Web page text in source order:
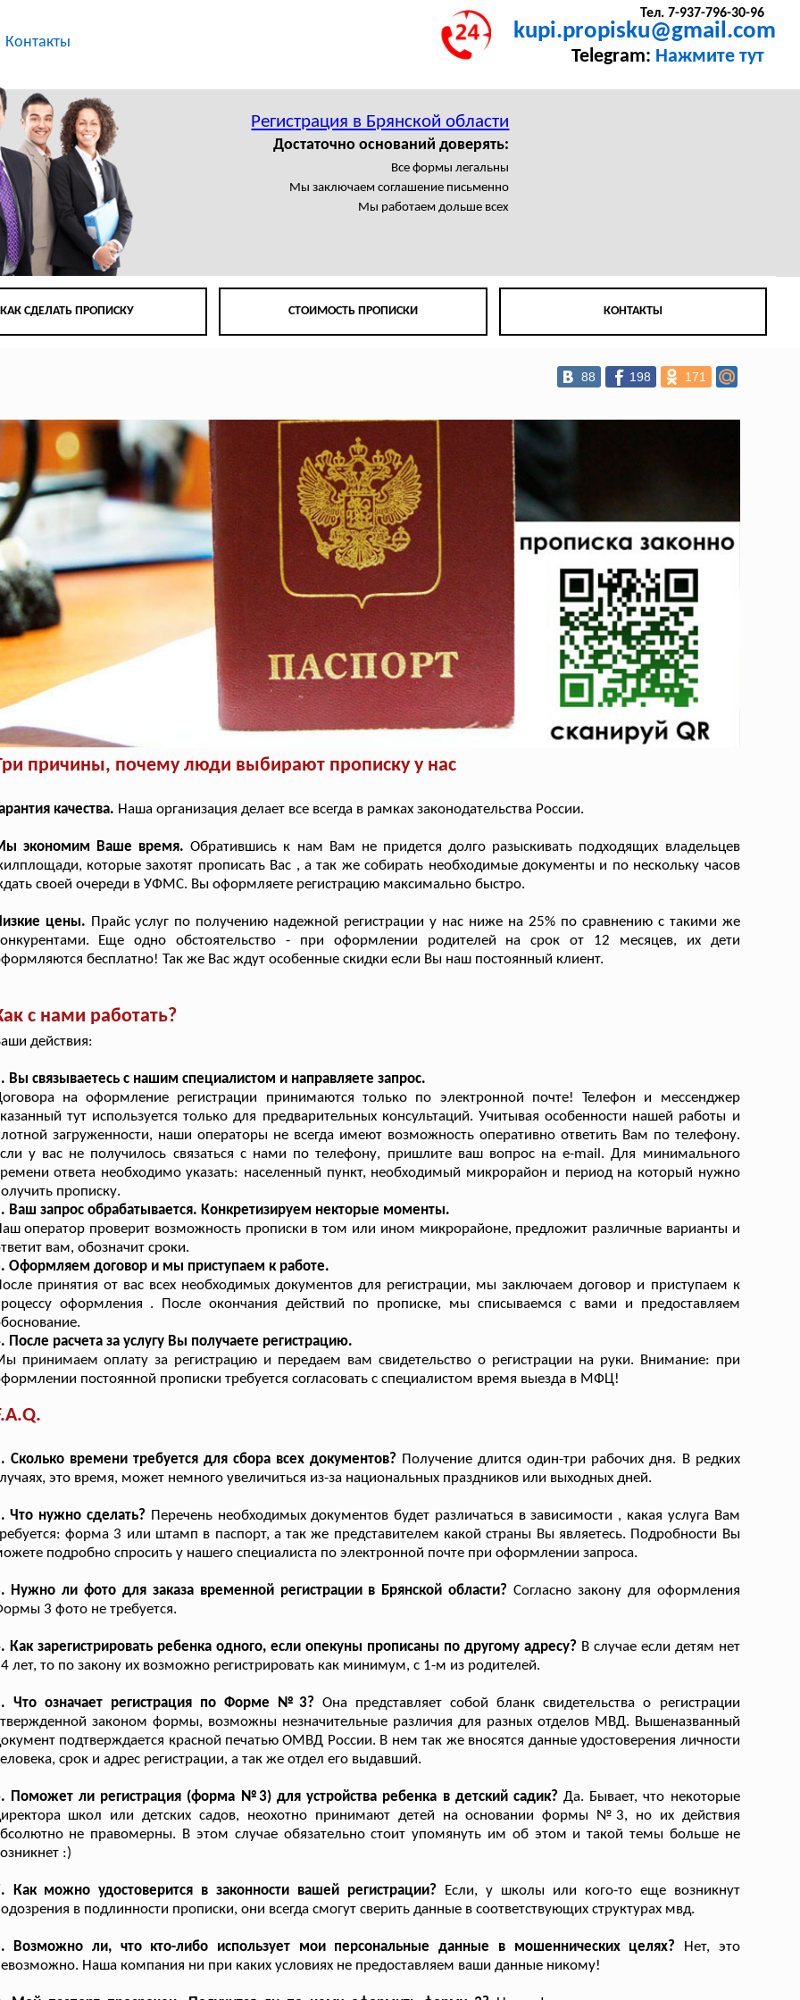
Контакты
Тел. 7-937-796-30-96
kupi.propisku@gmail.com
Telegram: Нажмите тут
Регистрация в Брянской области
Достаточно оснований доверять:
Все формы легальны
Мы заключаем соглашение письменно
Мы работаем дольше всех
КАК СДЕЛАТЬ ПРОПИСКУ СТОИМОСТЬ ПРОПИСКИ КОНТАКТЫ
88 198 171
причины, почему люди выбирают прописку у нас
качества. Наша организация делает все всегда в рамках законодательства России.
экономим Ваше время. Обратившись к нам Вам не придется долго разыскивать подходящих владельцев
которые захотят прописать Вас , а так же собирать необходимые документы и по нескольку часов
своей очереди в УФМС. Вы оформляете регистрацию максимально быстро.
цены. Прайс услуг по получению надежной регистрации у нас ниже на 25% по сравнению с такими же
Еще одно обстоятельство - при оформлении родителей на срок от 12 месяцев, их дети
бесплатно! Так же Вас ждут особенные скидки если Вы наш постоянный клиент.
с нами работать?
действия:
Вы связываетесь с нашим специалистом и направляете запрос.
на оформление регистрации принимаются только по электронной почте! Телефон и мессенджер
тут используется только для предварительных консультаций. Учитывая особенности нашей работы и
загруженности, наши операторы не всегда имеют возможность оперативно ответить Вам по телефону.
у вас не получилось связаться с нами по телефону, пришлите ваш вопрос на e-mail. Для минимального
ответа необходимо указать: населенный пункт, необходимый микрорайон и период на который нужно
прописку.
Ваш запрос обрабатывается. Конкретизируем некторые моменты.
оператор проверит возможность прописки в том или ином микрорайоне, предложит различные варианты и
вам, обозначит сроки.
Оформляем договор и мы приступаем к работе.
принятия от вас всех необходимых документов для регистрации, мы заключаем договор и приступаем к
оформления . После окончания действий по прописке, мы списываемся с вами и предоставляем
После расчета за услугу Вы получаете регистрацию.
принимаем оплату за регистрацию и передаем вам свидетельство о регистрации на руки. Внимание: при
постоянной прописки требуется согласовать с специалистом время выезда в МФЦ!
Сколько времени требуется для сбора всех документов? Получение длится один-три рабочих дня. В редких
это время, может немного увеличиться из-за национальных праздников или выходных дней.
Что нужно сделать? Перечень необходимых документов будет различаться в зависимости , какая услуга Вам
форма 3 или штамп в паспорт, а так же представителем какой страны Вы являетесь. Подробности Вы
подробно спросить у нашего специалиста по электронной почте при оформлении запроса.
Нужно ли фото для заказа временной регистрации в Брянской области? Согласно закону для оформления
3 фото не требуется.
Как зарегистрировать ребенка одного, если опекуны прописаны по другому адресу? В случае если детям нет
лет, то по закону их возможно регистрировать как минимум, с 1-м из родителей.
Что означает регистрация по Форме №3? Она представляет собой бланк свидетельства о регистрации
законом формы, возможны незначительные различия для разных отделов МВД. Вышеназванный
подтверждается красной печатью ОМВД России. В нем так же вносятся данные удостоверения личности
срок и адрес регистрации, а так же отдел его выдавший.
Поможет ли регистрация (форма №3) для устройства ребенка в детский садик? Да. Бывает, что некоторые
школ или детских садов, неохотно принимают детей на основании формы №3, но их действия
не правомерны. В этом случае обязательно стоит упомянуть им об этом и такой темы больше не
:)
Как можно удостоверится в законности вашей регистрации? Если, у школы или кого-то еще возникнут
в подлинности прописки, они всегда смогут сверить данные в соответствующих структурах мвд.
Возможно ли, что кто-либо использует мои персональные данные в мошеннических целях? Нет, это
Наша компания ни при каких условиях не предоставляем ваши данные никому!